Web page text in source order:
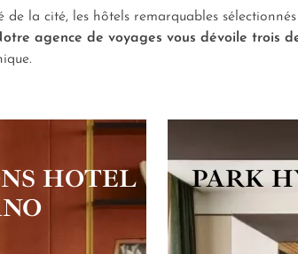
de la cité, les hôtels remarquables
agence de voyages vous dévoile trois
HOTEL
PARK